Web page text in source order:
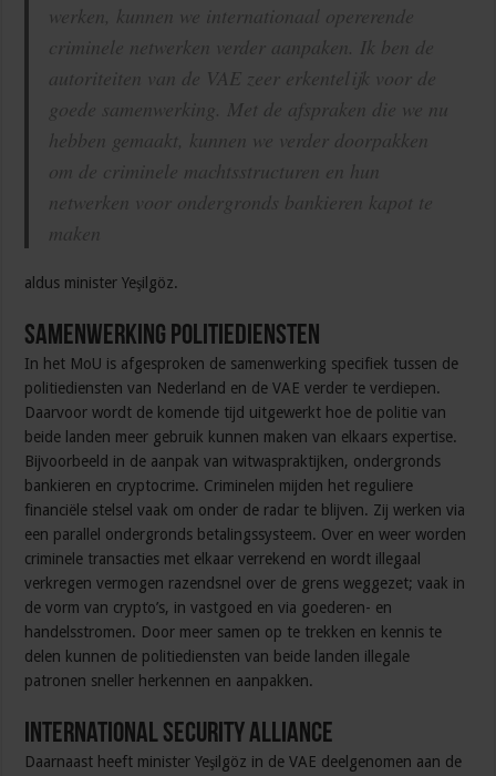
werken, kunnen we internationaal opererende
criminele netwerken verder aanpaken. Ik ben de
autoriteiten van de VAE zeer erkentelijk voor de
goede samenwerking. Met de afspraken die we nu
hebben gemaakt, kunnen we verder doorpakken
om de criminele machtsstructuren en hun
netwerken voor ondergronds bankieren kapot te
maken
aldus minister Yeşilgöz.
Samenwerking politiediensten
In het MoU is afgesproken de samenwerking specifiek tussen de
politiediensten van Nederland en de VAE verder te verdiepen.
Daarvoor wordt de komende tijd uitgewerkt hoe de politie van
beide landen meer gebruik kunnen maken van elkaars expertise.
Bijvoorbeeld in de aanpak van witwaspraktijken, ondergronds
bankieren en cryptocrime. Criminelen mijden het reguliere
financiële stelsel vaak om onder de radar te blijven. Zij werken via
een parallel ondergronds betalingssysteem. Over en weer worden
criminele transacties met elkaar verrekend en wordt illegaal
verkregen vermogen razendsnel over de grens weggezet; vaak in
de vorm van crypto’s, in vastgoed en via goederen- en
handelsstromen. Door meer samen op te trekken en kennis te
delen kunnen de politiediensten van beide landen illegale
patronen sneller herkennen en aanpakken.
International Security Alliance
Daarnaast heeft minister Yeşilgöz in de VAE deelgenomen aan de